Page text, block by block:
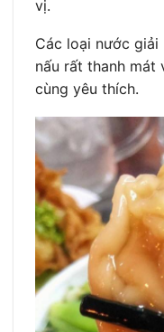
vị.
Các loại nước giải
nấu rất thanh mát
cùng yêu thích.